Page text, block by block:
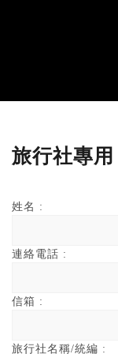
旅行社專用
姓名 :
連絡電話 :
信箱 :
旅行社名稱/統編 :